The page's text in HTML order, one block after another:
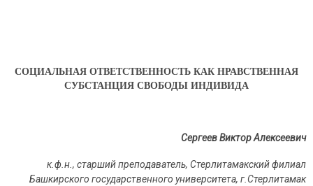
СОЦИАЛЬНАЯ ОТВЕТСТВЕННОСТЬ КАК НРАВСТВЕННАЯ
СУБСТАНЦИЯ СВОБОДЫ ИНДИВИДА
Сергеев Виктор Алексеевич
к.ф.н., старший преподаватель, Стерлитамакский филиал
Башкирского государственного университета, г.Стерлитамак